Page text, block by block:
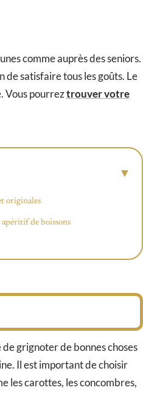
comme auprès des seniors.
satisfaire tous les goûts. Le
Vous pourreztrouver votre
originales
de boissons
grignoter de bonnes choses
Il est important de choisir
les carottes, les concombres,